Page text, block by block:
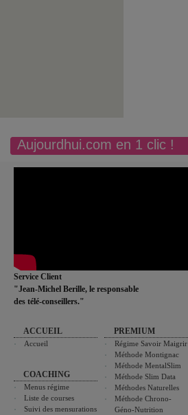
Aujourdhui.com en 1 clic !
Service Client
"Jean-Michel Berille, le responsable
des télé-conseillers."
ACCUEIL
Accueil
COACHING
Menus régime
Liste de courses
Suivi des mensurations
PREMIUM
Régime Savoir Maigrir
Méthode Montignac
Méthode MentalSlim
Méthode Slim Data
Méthodes Naturelles
Méthode Chrono-
Géno-Nutrition